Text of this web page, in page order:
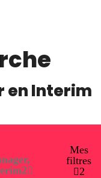
enInterim
2
Mes
filtres
2